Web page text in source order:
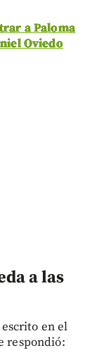
a Paloma
Oviedo
a las
en el
respondió: